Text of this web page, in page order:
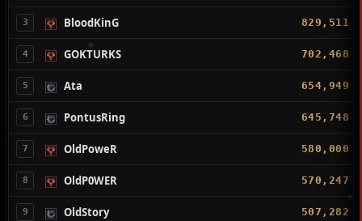
3 BloodKinG 829,511
4 GOKTURKS 702,468
5 Ata 654,949
6 PontusRing 645,748
7 OldPoweR 580,000
8 OldP0WER 570,247
9 OldStory 507,282